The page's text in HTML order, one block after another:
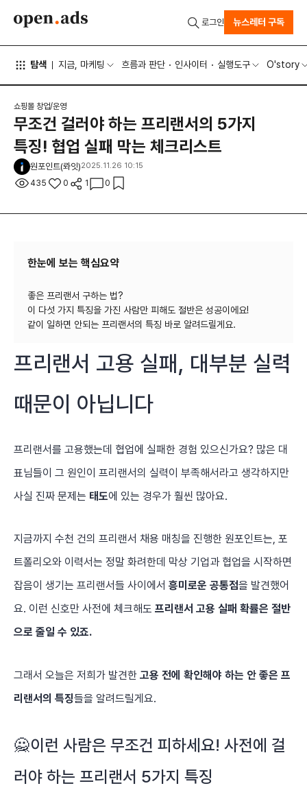
탐색 지금, 마케팅 흐름과 판단 인사이터 실행도구 O'story
로그인 뉴스레터 구독
쇼핑몰 창업/운영
무조건 걸러야 하는 프리랜서의 5가지
특징! 협업 실패 막는 체크리스트
원포인트(롸잇)2025.11.26 10:15
435 0 1 0
한눈에 보는 핵심요약
좋은 프리랜서 구하는 법?
이 다섯 가지 특징을 가진 사람만 피해도 절반은 성공이에요!
프리랜서 고용 실패, 대부분 실력
때문이 아닙니다
프리랜서를 고용했는데 협업에 실패한 경험 있으신가요? 많은 대
표님들이 그 원인이 프리랜서의 실력이 부족해서라고 생각하지만
사실 진짜 문제는 태도에 있는 경우가 훨씬 많아요.
지금까지 수천 건의 프리랜서 채용 매칭을 진행한 원포인트는, 포
트폴리오와 이력서는 정말 화려한데 막상 기업과 협업을 시작하면
잡음이 생기는 프리랜서들 사이에서 흥미로운 공통점을 발견했어
요. 이런 신호만 사전에 체크해도 프리랜서 고용 실패 확률은 절반
으로 줄일 수 있죠.
그래서 오늘은 저희가 발견한 고용 전에 확인해야 하는 안 좋은 프
리랜서의 특징들을 알려드릴게요.
🙅이런 사람은 무조건 피하세요! 사전에 걸
러야 하는 프리랜서 5가지 특징